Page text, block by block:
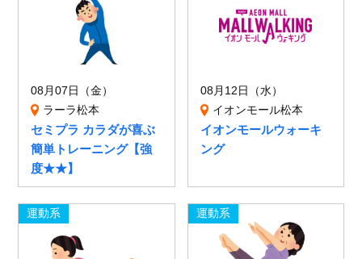
08月07日（金）
ラーラ松本
セミプラ カラダが喜ぶ
簡単トレーニング【強
度★★】
08月12日（水）
イオンモール松本
イオンモールウォーキ
ング
運動系 運動系